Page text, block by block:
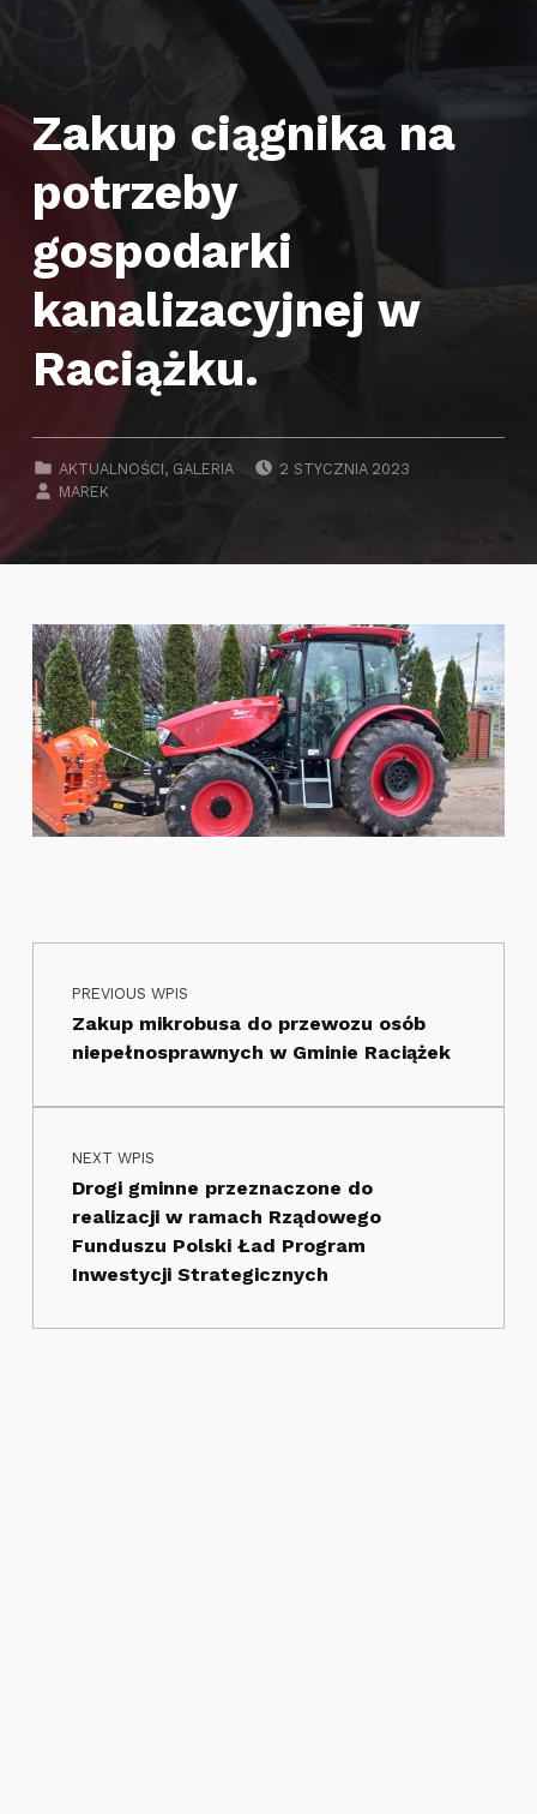
Zakup ciągnika na
potrzeby
gospodarki
kanalizacyjnej w
Raciążku.
AKTUALNOŚCI, GALERIA 2 STYCZNIA 2023
MAREK
Skip back to main navigation
Nawigacja wpisu
PREVIOUS WPIS
Zakup mikrobusa do przewozu osób
niepełnosprawnych w Gminie Raciążek
NEXT WPIS
Drogi gminne przeznaczone do
realizacji w ramach Rządowego
Funduszu Polski Ład Program
Inwestycji Strategicznych